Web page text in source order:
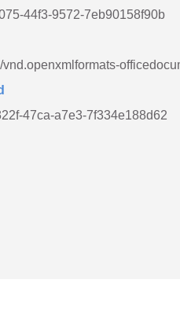
44f3-9572-7eb90158f90b
47ca-a7e3-7f334e188d62